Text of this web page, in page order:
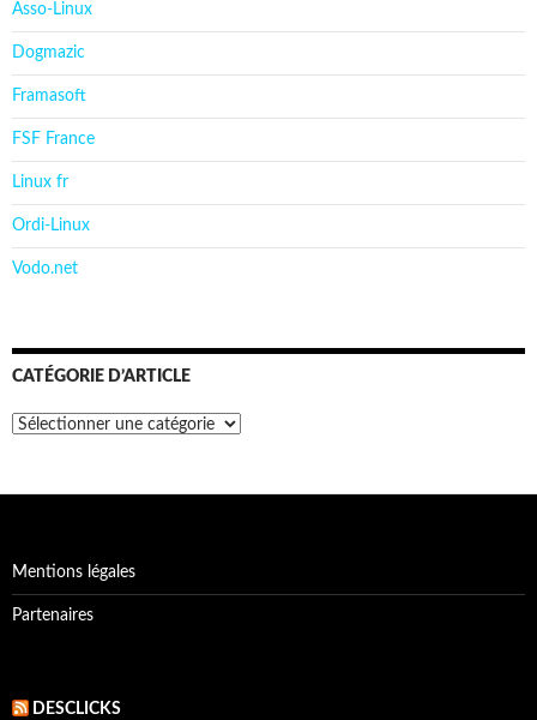
Asso-Linux
Dogmazic
Framasoft
FSF France
Linux fr
Ordi-Linux
Vodo.net
CATÉGORIE D’ARTICLE
Catégorie
Mentions légales
Partenaires
DESCLICKS